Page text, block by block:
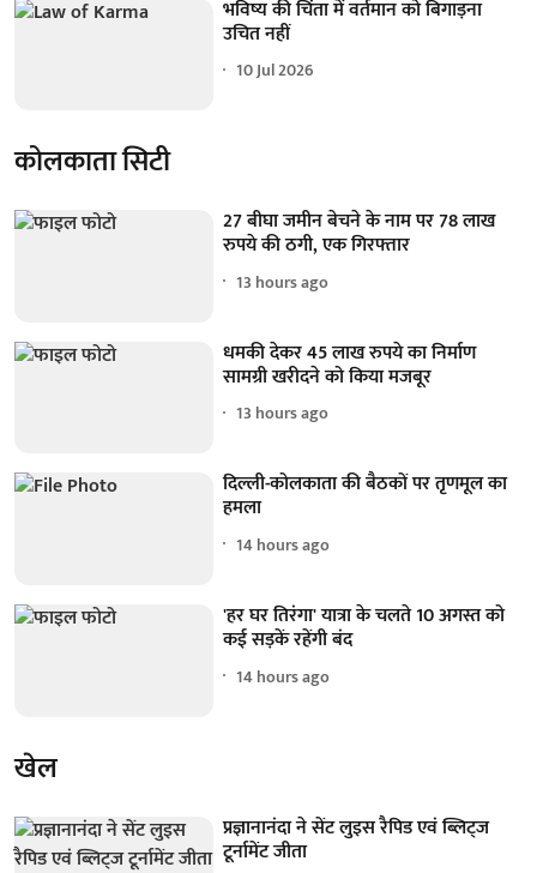
भविष्य की चिंता में वर्तमान को बिगाड़ना
उचित नहीं
10 Jul 2026
कोलकाता सिटी
27 बीघा जमीन बेचने के नाम पर 78 लाख
रुपये की ठगी, एक गिरफ्तार
13 hours ago
धमकी देकर 45 लाख रुपये का निर्माण
सामग्री खरीदने को किया मजबूर
13 hours ago
दिल्ली-कोलकाता की बैठकों पर तृणमूल का
हमला
14 hours ago
'हर घर तिरंगा' यात्रा के चलते 10 अगस्त को
कई सड़कें रहेंगी बंद
14 hours ago
खेल
प्रज्ञानानंदा ने सेंट लुइस रैपिड एवं ब्लिट्ज
टूर्नामेंट जीता